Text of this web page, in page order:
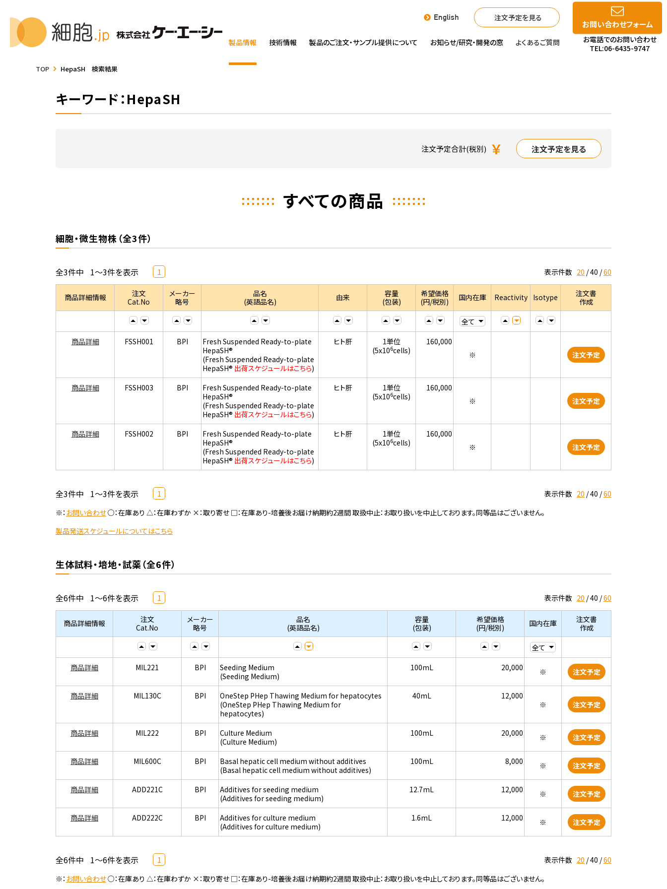
English 注文予定を見る
製品情報 技術情報 製品のご注文・サンプル提供について お知らせ/研究・開発の窓 よくあるご質問
お問い合わせフォーム
お電話でのお問い合わせ
TEL:06-6435-9747
TOP HepaSH 検索結果
キーワード：HepaSH
注文予定合計(税別) ￥ 注文予定を見る
すべての商品
細胞・微生物株（全3件）
全3件中 1～3件を表示 1 表示件数 20 40 60
商品詳細情報
注文
Cat.No
メーカー
略号
品名
(英語品名)
由来
容量
(包装)
希望価格
(円/税別)
国内在庫 Reactivity Isotype
注文書
作成
商品詳細 FSSH001 BPI
Fresh Suspended Ready-to-plate
HepaSH®
(Fresh Suspended Ready-to-plate
HepaSH® 出荷スケジュールはこちら)
ヒト肝
1単位
(5x106cells)
160,000
※
注文予定
商品詳細 FSSH003 BPI
Fresh Suspended Ready-to-plate
HepaSH®
(Fresh Suspended Ready-to-plate
HepaSH® 出荷スケジュールはこちら)
ヒト肝
1単位
(5x106cells)
160,000
※
注文予定
商品詳細 FSSH002 BPI
Fresh Suspended Ready-to-plate
HepaSH®
(Fresh Suspended Ready-to-plate
HepaSH® 出荷スケジュールはこちら)
ヒト肝
1単位
(5x106cells)
160,000
※
注文予定
全3件中 1～3件を表示 1 表示件数 20 40 60
※： お問い合わせ○：在庫あり △：在庫わずか ×：取り寄せ □：在庫あり-培養後お届け納期約2週間 取扱中止：お取り扱いを中止しております。同等品はございません。
製品発送スケジュールについてはこちら
生体試料・培地・試薬（全6件）
全6件中 1～6件を表示 1 表示件数 20 40 60
商品詳細情報
注文
Cat.No
メーカー
略号
品名
(英語品名)
容量
(包装)
希望価格
(円/税別)
国内在庫
注文書
作成
商品詳細 MIL221 BPI
Seeding Medium
(Seeding Medium)
100mL 20,000 ※ 注文予定
商品詳細 MIL130C BPI
OneStep PHep Thawing Medium for hepatocytes
(OneStep PHep Thawing Medium for
hepatocytes)
40mL
12,000
※
注文予定
商品詳細 MIL222 BPI
Culture Medium
(Culture Medium)
100mL 20,000 ※ 注文予定
商品詳細 MIL600C BPI
Basal hepatic cell medium without additives
(Basal hepatic cell medium without additives)
100mL 8,000 ※ 注文予定
商品詳細 ADD221C BPI
Additives for seeding medium
(Additives for seeding medium)
12.7mL 12,000 ※ 注文予定
商品詳細 ADD222C BPI
Additives for culture medium
(Additives for culture medium)
1.6mL 12,000 ※ 注文予定
全6件中 1～6件を表示 1 表示件数 20 40 60
※： お問い合わせ○：在庫あり △：在庫わずか ×：取り寄せ □：在庫あり-培養後お届け納期約2週間 取扱中止：お取り扱いを中止しております。同等品はございません。